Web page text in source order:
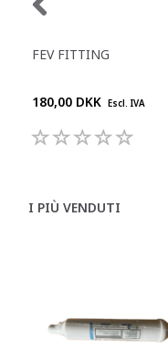
FEV FITTING
180,00 DKK Escl. IVA
I PIÙ VENDUTI